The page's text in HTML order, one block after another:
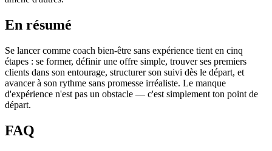
En résumé
Se lancer comme coach bien-être sans expérience tient en cinq
étapes : se former, définir une offre simple, trouver ses premiers
clients dans son entourage, structurer son suivi dès le départ, et
avancer à son rythme sans promesse irréaliste. Le manque
d'expérience n'est pas un obstacle — c'est simplement ton point de
départ.
FAQ